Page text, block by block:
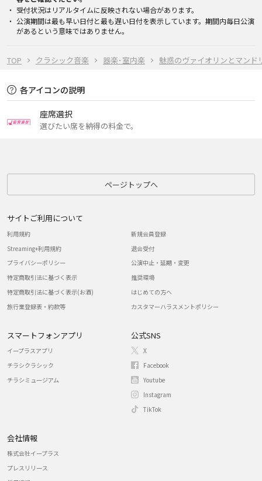
TOP クラシック音楽 器楽･室内楽 魅惑のヴァイオリンとマンド
受付状況はリアルタイムに反映されない場合があります。
公演期間は最も早い日付と最も遅い日付を表示しています。期間内毎日公演
があるという意味ではありません。
各アイコンの説明
座席選択
選びたい席を納得の料金で。
ページトップへ
サイトご利用について
利用規約
Streaming+利用規約
プライバシーポリシー
特定商取引法に基づく表示
特定商取引法に基づく表示(お酒)
旅行業登録表・約款等
新規会員登録
退会受付
公演中止・延期・変更
推奨環境
はじめての方へ
カスタマーハラスメントポリシー
スマートフォンアプリ
イープラスアプリ
チラシクラシック
チラシミュージアム
公式SNS
X
Facebook
Youtube
Instagram
TikTok
会社情報
株式会社イープラス
プレスリリース